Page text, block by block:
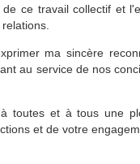
ce travail collectif et
ma sincère
au service de nos
toutes et à tous une
et de votre